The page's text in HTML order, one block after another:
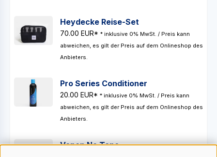
Heydecke Reise-Set
70.00 EUR* * inklusive 0% MwSt. / Preis kann
abweichen, es gilt der Preis auf dem Onlineshop des
Anbieters.
Pro Series Conditioner
20.00 EUR* * inklusive 0% MwSt. / Preis kann
abweichen, es gilt der Preis auf dem Onlineshop des
Anbieters.
Vapon No Tape